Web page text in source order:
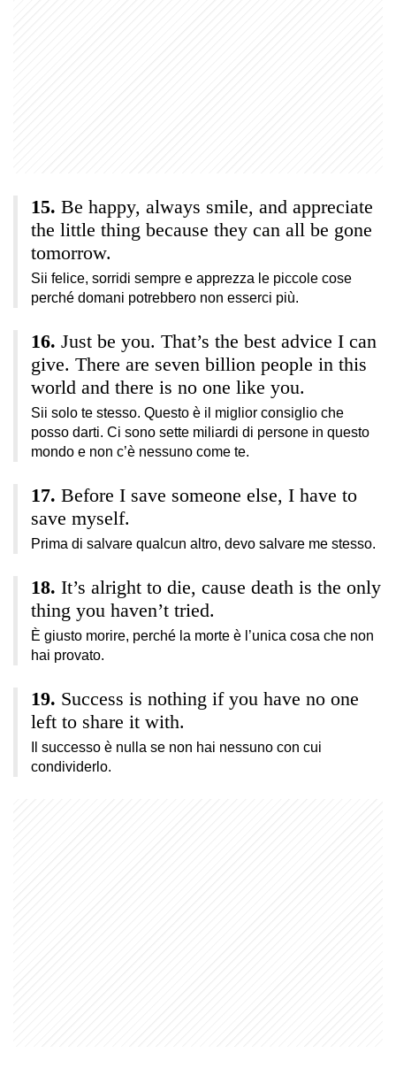
Be happy, always smile, and appreciate
the little thing because they can all be gone
tomorrow.
Sii felice, sorridi sempre e apprezza le piccole cose
perché domani potrebbero non esserci più.
Just be you. That’s the best advice I can
give. There are seven billion people in this
world and there is no one like you.
Sii solo te stesso. Questo è il miglior consiglio che
posso darti. Ci sono sette miliardi di persone in questo
mondo e non c’è nessuno come te.
Before I save someone else, I have to
save myself.
Prima di salvare qualcun altro, devo salvare me stesso.
It’s alright to die, cause death is the only
thing you haven’t tried.
È giusto morire, perché la morte è l’unica cosa che non
hai provato.
Success is nothing if you have no one
left to share it with.
Il successo è nulla se non hai nessuno con cui
condividerlo.